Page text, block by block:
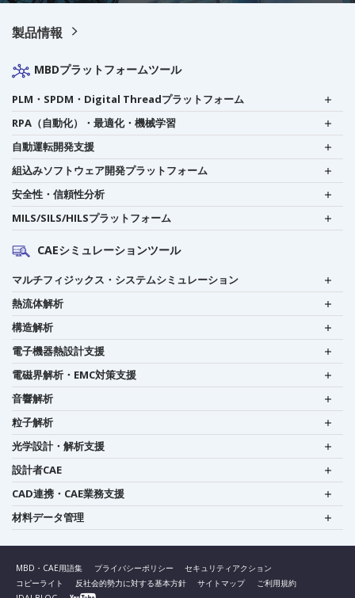
製品情報
MBDプラットフォームツール
PLM・SPDM・Digital Threadプラットフォーム
RPA（自動化）・最適化・機械学習
自動運転開発支援
組込みソフトウェア開発プラットフォーム
安全性・信頼性分析
MILS/SILS/HILSプラットフォーム
CAEシミュレーションツール
マルチフィジックス・システムシミュレーション
熱流体解析
構造解析
電子機器熱設計支援
電磁界解析・EMC対策支援
音響解析
粒子解析
光学設計・解析支援
設計者CAE
CAD連携・CAE業務支援
材料データ管理
MBD・CAE用語集 プライバシーポリシー
セキュリティアクション
コピーライト
反社会的勢力に対する基本方針 サイトマップ
ご利用規約